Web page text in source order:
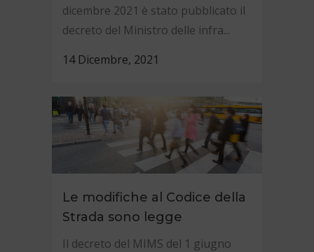
dicembre 2021 è stato pubblicato il
decreto del Ministro delle infra...
14 Dicembre, 2021
Le modifiche al Codice della
Strada sono legge
Il decreto del MIMS del 1 giugno